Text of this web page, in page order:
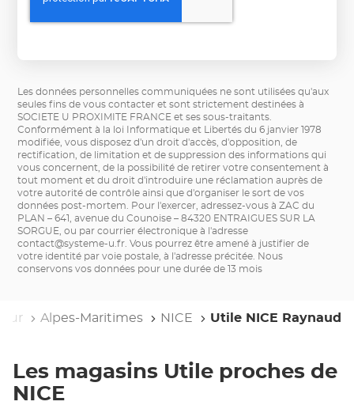
Les données personnelles communiquées ne sont utilisées qu'aux
seules fins de vous contacter et sont strictement destinées à
SOCIETE U PROXIMITE FRANCE et ses sous-traitants.
Conformément à la loi Informatique et Libertés du 6 janvier 1978
modifiée, vous disposez d'un droit d'accès, d'opposition, de
rectification, de limitation et de suppression des informations qui
vous concernent, de la possibilité de retirer votre consentement à
tout moment et du droit d'introduire une réclamation auprès de
votre autorité de contrôle ainsi que d'organiser le sort de vos
données post-mortem. Pour l'exercer, adressez-vous à ZAC du
PLAN – 641, avenue du Counoise – 84320 ENTRAIGUES SUR LA
SORGUE, ou par courrier électronique à l'adresse
contact@systeme-u.fr . Vous pourrez être amené à justifier de
votre identité par voie postale, à l'adresse précitée. Nous
conservons vos données pour une durée de 13 mois
Alpes-Maritimes NICE Utile NICE Raynaud
Les magasins Utile proches de
NICE